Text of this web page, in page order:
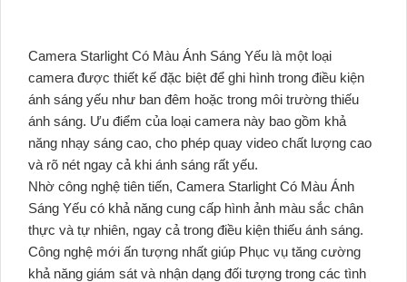
Camera Starlight Có Màu Ánh Sáng Yếu là một loại
camera được thiết kế đặc biệt để ghi hình trong điều kiện
ánh sáng yếu như ban đêm hoặc trong môi trường thiếu
ánh sáng. Ưu điểm của loại camera này bao gồm khả
năng nhạy sáng cao, cho phép quay video chất lượng cao
và rõ nét ngay cả khi ánh sáng rất yếu.
Nhờ công nghệ tiên tiến, Camera Starlight Có Màu Ánh
Sáng Yếu có khả năng cung cấp hình ảnh màu sắc chân
thực và tự nhiên, ngay cả trong điều kiện thiếu ánh sáng.
Công nghệ mới ấn tượng nhất giúp Phục vụ tăng cường
khả năng giám sát và nhận dạng đối tượng trong các tình